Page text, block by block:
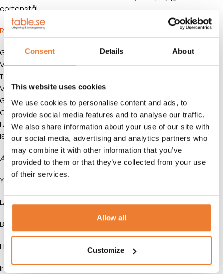
Consent Details About
This website uses cookies
We use cookies to personalise content and ads, to
provide social media features and to analyse our traffic.
We also share information about your use of our site with
our social media, advertising and analytics partners who
may combine it with other information that you’ve
provided to them or that they’ve collected from your use
of their services.
Allow all
Customize
cortenstål.
RITNING
GOLV: Plywoodgolv 28 mm. Smuts- och fuktresistent.
VÄGGAR: 1,5 mm korrugerad cortenstål
TAK: 2 mm korrugerad cortenstål
VENTILER: Självdrag
GAFFELFICKOR: Ja
CONTAINERFÄSTEN: I alla hörn
LASTKAPACITET: 28 260 kg
ISO-standard
Alla mått är ungefärliga.
Yttermått:
LÄNGD: 6058 mm
BREDD: 2438 mm
HÖJD: 2591 mm
Innermått